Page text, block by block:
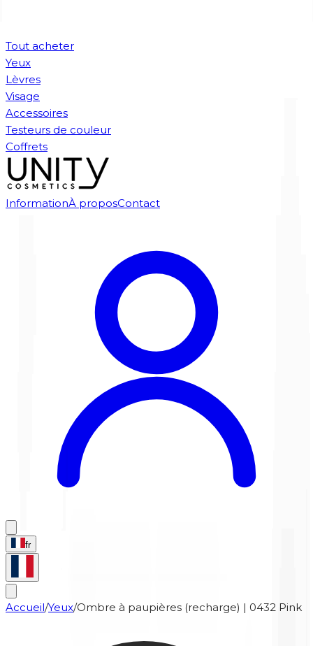
Tout acheter
Yeux
Lèvres
Visage
Accessoires
Testeurs de couleur
Coffrets
InformationÀ proposContact
fr
Accueil/Yeux/Ombre à paupières (recharge) | 0432 Pink